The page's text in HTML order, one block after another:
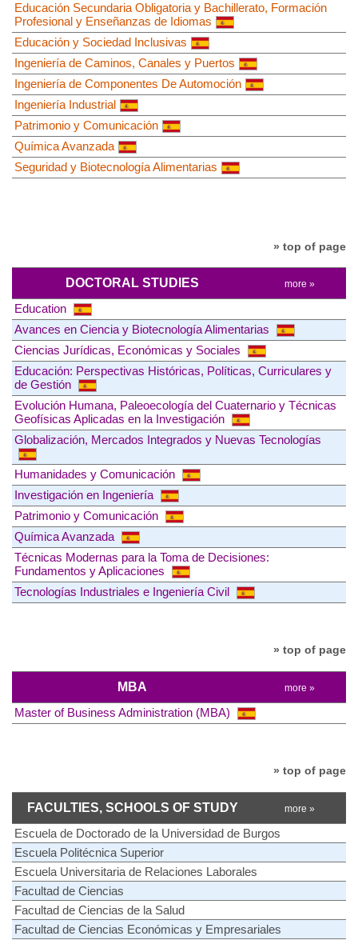
Educación Secundaria Obligatoria y Bachillerato, Formación
Profesional y Enseñanzas de Idiomas
Educación y Sociedad Inclusivas
Ingeniería de Caminos, Canales y Puertos
Ingeniería de Componentes De Automoción
Ingeniería Industrial
Patrimonio y Comunicación
Química Avanzada
Seguridad y Biotecnología Alimentarias
» top of page
DOCTORAL STUDIES more »
Education
Avances en Ciencia y Biotecnología Alimentarias
Ciencias Jurídicas, Económicas y Sociales
Educación: Perspectivas Históricas, Políticas, Curriculares y
de Gestión
Evolución Humana, Paleoecología del Cuaternario y Técnicas
Geofísicas Aplicadas en la Investigación
Globalización, Mercados Integrados y Nuevas Tecnologías
Humanidades y Comunicación
Investigación en Ingeniería
Patrimonio y Comunicación
Química Avanzada
Técnicas Modernas para la Toma de Decisiones:
Fundamentos y Aplicaciones
Tecnologías Industriales e Ingeniería Civil
» top of page
MBA more »
Master of Business Administration (MBA)
» top of page
FACULTIES, SCHOOLS OF STUDY more »
Escuela de Doctorado de la Universidad de Burgos
Escuela Politécnica Superior
Escuela Universitaria de Relaciones Laborales
Facultad de Ciencias
Facultad de Ciencias de la Salud
Facultad de Ciencias Económicas y Empresariales